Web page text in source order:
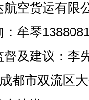
空货运有限
牟琴
及建议：李
市双流区大